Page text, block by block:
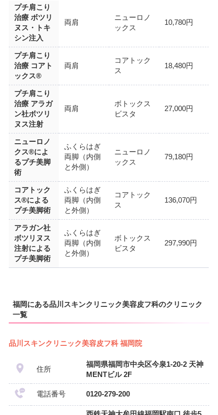
プチ肩こり
治療 ボツリ
ヌス・トキ
シン注入
両肩
ニューロノ
ックス
10,780円
プチ肩こり
治療 コアト
ックス®
両肩
コアトック
ス
18,480円
プチ肩こり
治療 アラガ
ン社ボツリ
ヌス注射
両肩
ボトックス
ビスタ
27,000円
ニューロノ
クス®によ
るプチ美脚
術
ふくらはぎ
両脚（内側
と外側）
ニューロノ
ックス
79,180円
コアトック
ス®による
プチ美脚術
ふくらはぎ
両脚（内側
と外側）
コアトック
ス
136,070円
アラガン社
ボツリヌス
注射による
プチ美脚術
ふくらはぎ
両脚（内側
と外側）
ボトックス
ビスタ
297,990円
福岡にある品川スキンクリニック美容皮フ科のクリニック
一覧
品川スキンクリニック美容皮フ科 福岡院
住所
福岡県福岡市中央区今泉1-20-2 天神
MENTビル 2F
電話番号 0120-279-200